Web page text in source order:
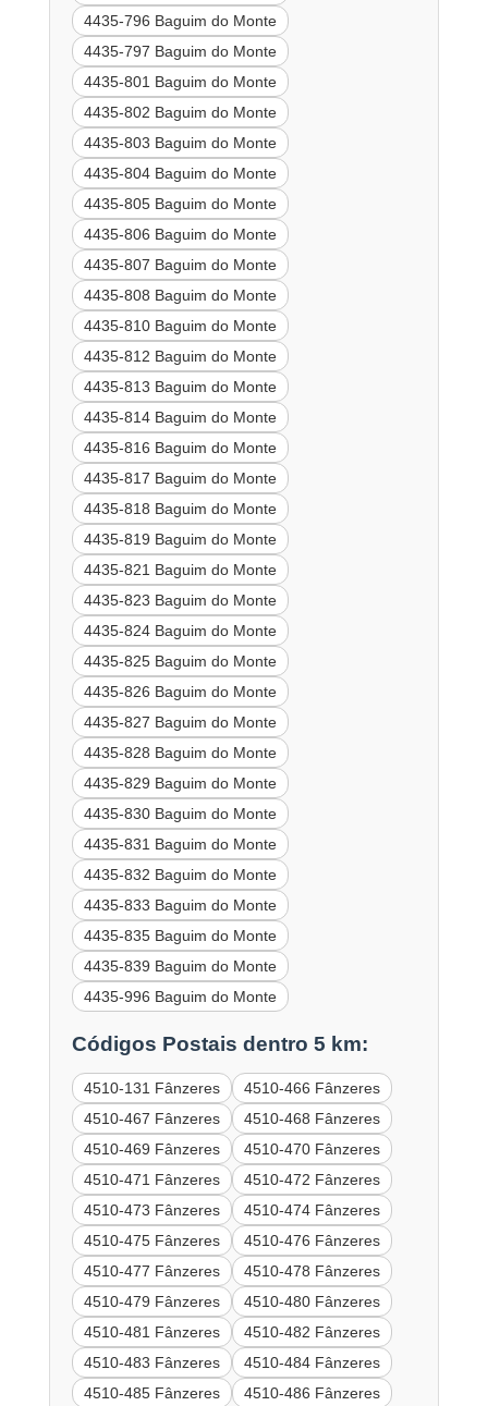
4435-796 Baguim do Monte
4435-797 Baguim do Monte
4435-801 Baguim do Monte
4435-802 Baguim do Monte
4435-803 Baguim do Monte
4435-804 Baguim do Monte
4435-805 Baguim do Monte
4435-806 Baguim do Monte
4435-807 Baguim do Monte
4435-808 Baguim do Monte
4435-810 Baguim do Monte
4435-812 Baguim do Monte
4435-813 Baguim do Monte
4435-814 Baguim do Monte
4435-816 Baguim do Monte
4435-817 Baguim do Monte
4435-818 Baguim do Monte
4435-819 Baguim do Monte
4435-821 Baguim do Monte
4435-823 Baguim do Monte
4435-824 Baguim do Monte
4435-825 Baguim do Monte
4435-826 Baguim do Monte
4435-827 Baguim do Monte
4435-828 Baguim do Monte
4435-829 Baguim do Monte
4435-830 Baguim do Monte
4435-831 Baguim do Monte
4435-832 Baguim do Monte
4435-833 Baguim do Monte
4435-835 Baguim do Monte
4435-839 Baguim do Monte
4435-996 Baguim do Monte
Códigos Postais dentro 5 km:
4510-131 Fânzeres
4510-466 Fânzeres
4510-467 Fânzeres
4510-468 Fânzeres
4510-469 Fânzeres
4510-470 Fânzeres
4510-471 Fânzeres
4510-472 Fânzeres
4510-473 Fânzeres
4510-474 Fânzeres
4510-475 Fânzeres
4510-476 Fânzeres
4510-477 Fânzeres
4510-478 Fânzeres
4510-479 Fânzeres
4510-480 Fânzeres
4510-481 Fânzeres
4510-482 Fânzeres
4510-483 Fânzeres
4510-484 Fânzeres
4510-485 Fânzeres
4510-486 Fânzeres